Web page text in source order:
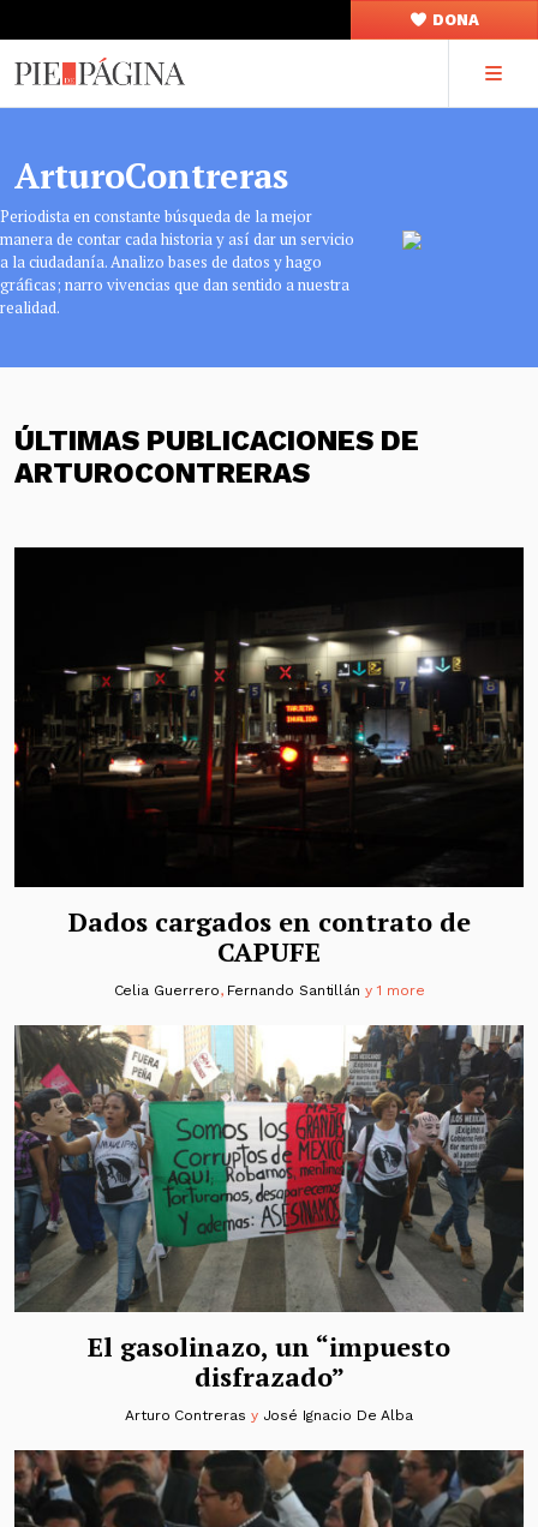
DONA
ArturoContreras
Periodista en constante búsqueda de la mejor
manera de contar cada historia y así dar un servicio
a la ciudadanía. Analizo bases de datos y hago
gráficas; narro vivencias que dan sentido a nuestra
realidad.
ÚLTIMAS PUBLICACIONES DE
ARTUROCONTRERAS
Dados cargados en contrato de
CAPUFE
Celia Guerrero, Fernando Santillán y 1 more
El gasolinazo, un “impuesto
disfrazado”
Arturo Contreras y José Ignacio De Alba